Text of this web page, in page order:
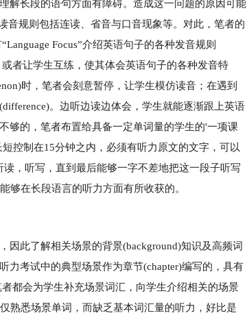
解长段的语句方面有障碍。造成这一问题的原因可能
音规则包括连读、省音与口音现象等。对此，笔者的
Focus”介绍英语句子的各种发音规则
者让学生互练，使其体会英语句子的各种发音特
时，笔者会刻意暂停，让学生模仿读音；在遇到
。边听边读边体会，学生就能逐渐跟上英语
够的，笔者布置给具备一定单词量的学生的'一项课
控制在15分钟之内，必须有听力原文的文字，可以
，听写，直到最后能够一字不差地把这一段子听写
够在长段语言的听力方面有所收获的。
因此了解相关场景的背景(background)知识及高频词
力考试中的典型场景作为章节(chapter)编写的，具有
都会为学生补充场景词汇，向学生介绍相关的场景
熟悉场景单词，而缺乏基本词汇量的听力，好比是